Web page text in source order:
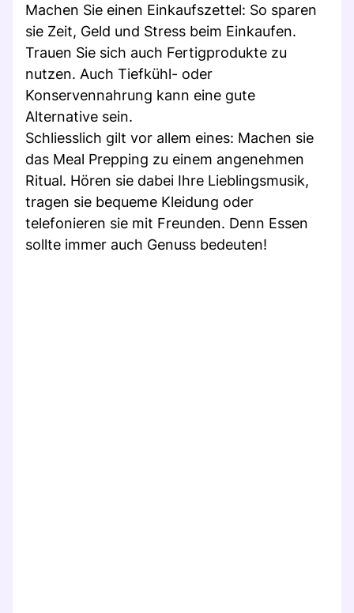
Machen Sie einen Einkaufszettel: So sparen
sie Zeit, Geld und Stress beim Einkaufen.
Trauen Sie sich auch Fertigprodukte zu
nutzen. Auch Tiefkühl- oder
Konservennahrung kann eine gute
Alternative sein.
Schliesslich gilt vor allem eines: Machen sie
das Meal Prepping zu einem angenehmen
Ritual. Hören sie dabei Ihre Lieblingsmusik,
tragen sie bequeme Kleidung oder
telefonieren sie mit Freunden. Denn Essen
sollte immer auch Genuss bedeuten!